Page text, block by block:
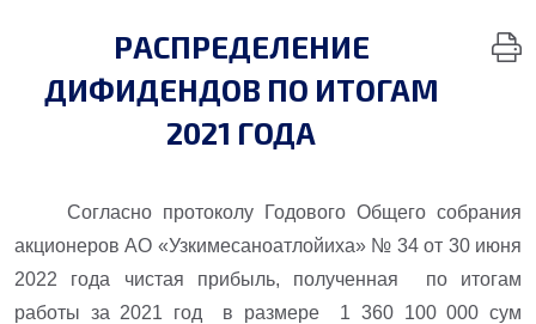
РАСПРЕДЕЛЕНИЕ
ДИФИДЕНДОВ ПО ИТОГАМ
2021 ГОДА
Согласно протоколу Годового Общего собрания
акционеров АО «Узкимесаноатлойиха» № 34 от 30 июня
2022 года чистая прибыль, полученная по итогам
работы за 2021 год в размере 1 360 100 000 сум